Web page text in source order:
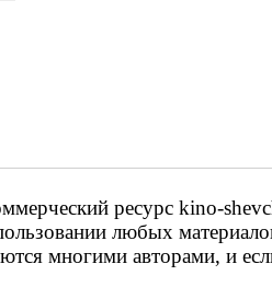
ресурс kino-
любых
многими авторами, и